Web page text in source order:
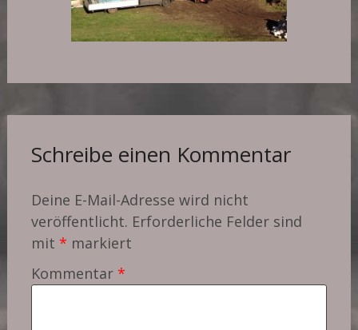
Schreibe einen Kommentar
Deine E-Mail-Adresse wird nicht
veröffentlicht. Erforderliche Felder sind
mit * markiert
Kommentar *